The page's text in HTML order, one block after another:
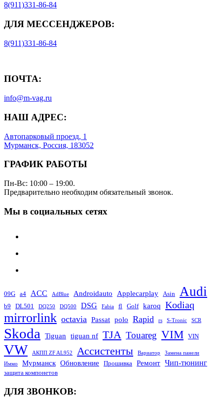
8(911)331-86-84
ДЛЯ МЕССЕНДЖЕРОВ:
8(911)331-86-84
ПОЧТА:
info@m-vag.ru
НАШ АДРЕС:
Автопарковый проезд, 1
Мурманск, Россия, 183052
ГРАФИК РАБОТЫ
Пн-Вс: 10:00 – 19:00.
Предварительно необходим обязательный звонок.
Мы в социальных сетях
09G a4 ACC AdBlue Androidauto Applecarplay Asin Audi
b9 DL501 DQ250 DQ500 DSG Fabia fl Golf karoq Kodiaq
mirrorlink octavia Passat polo Rapid rs S-Tronic SCR
Skoda Tiguan tiguan nf TJA Touareg VIM VIN
VW АКПП ZF AL952 Ассистенты Вариатор
Замена панели
Иммо
Мурманск Обновление Прошивка Ремонт Чип-тюнинг
защита компонетов
ДЛЯ ЗВОНКОВ: